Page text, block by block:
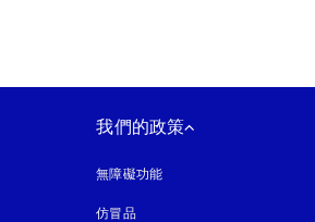
我們的政策
無障礙功能以新標籤頁開啟
仿冒品以新標籤頁開啟